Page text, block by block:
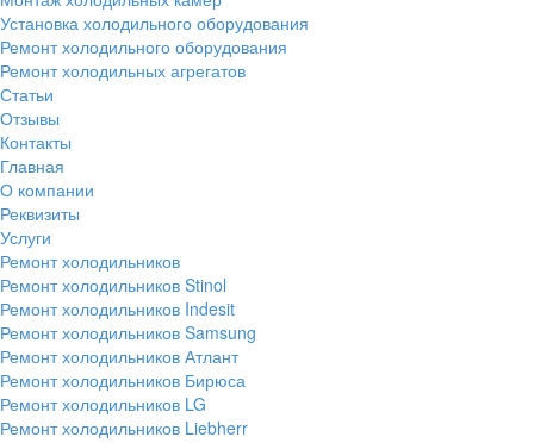
Установка холодильного оборудования
Ремонт холодильного оборудования
Ремонт холодильных агрегатов
Статьи
Отзывы
Контакты
Главная
О компании
Реквизиты
Услуги
Ремонт холодильников
Ремонт холодильников Stinol
Ремонт холодильников Indesit
Ремонт холодильников Samsung
Ремонт холодильников Атлант
Ремонт холодильников Бирюса
Ремонт холодильников LG
Ремонт холодильников Liebherr